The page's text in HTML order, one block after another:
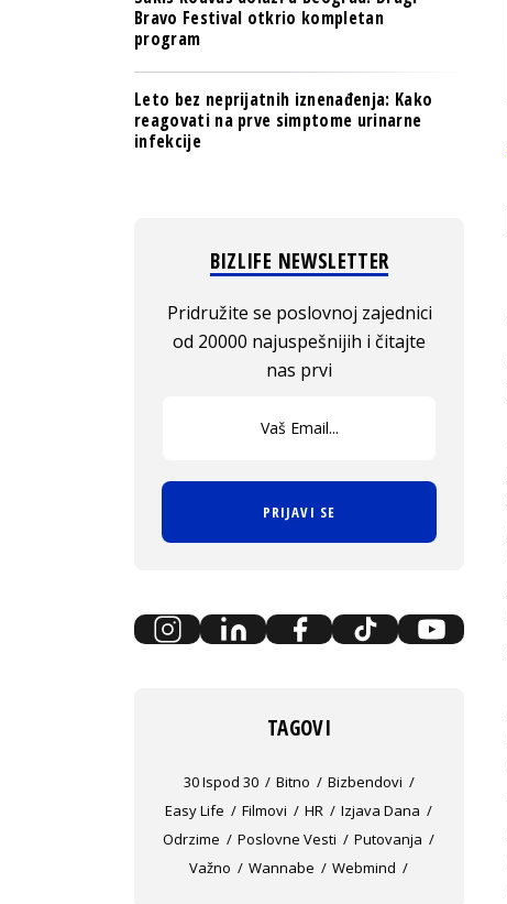
Bravo Festival otkrio kompletan
program
Leto bez neprijatnih iznenađenja: Kako
reagovati na prve simptome urinarne
infekcije
BIZLIFE NEWSLETTER
Pridružite se poslovnoj zajednici
od 20000 najuspešnijih i čitajte
nas prvi
PRIJAVI SE
TAGOVI
30 Ispod 30 Bitno
Bizbendovi
Easy Life
Filmovi HR
Izjava Dana
Odrzime
Poslovne Vesti
Putovanja
Važno
Wannabe Webmind